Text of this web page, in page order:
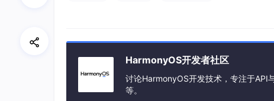
HarmonyOS开发者社区
讨论HarmonyOS开发技术，专注于API
等。